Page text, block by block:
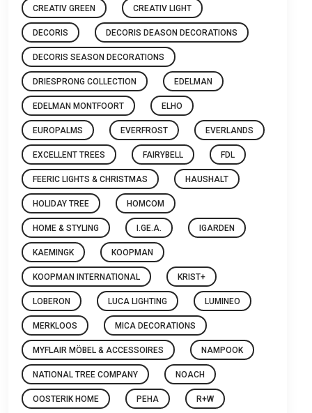
CREATIV GREEN CREATIV LIGHT
DECORIS DECORIS DEASON DECORATIONS
DECORIS SEASON DECORATIONS
DRIESPRONG COLLECTION EDELMAN
EDELMAN MONTFOORT ELHO
EUROPALMS EVERFROST EVERLANDS
EXCELLENT TREES FAIRYBELL FDL
FEERIC LIGHTS & CHRISTMAS HAUSHALT
HOLIDAY TREE HOMCOM
HOME & STYLING I.GE.A. IGARDEN
KAEMINGK KOOPMAN
KOOPMAN INTERNATIONAL KRIST+
LOBERON LUCA LIGHTING LUMINEO
MERKLOOS MICA DECORATIONS
MYFLAIR MÖBEL & ACCESSOIRES NAMPOOK
NATIONAL TREE COMPANY NOACH
OOSTERIK HOME PEHA R+W